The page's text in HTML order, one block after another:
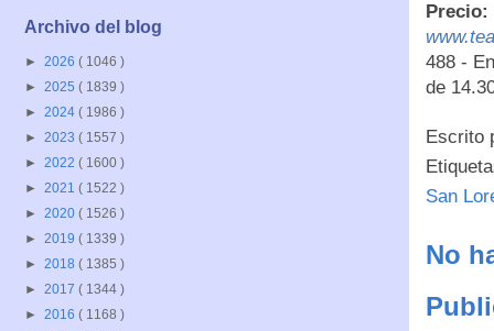
Precio:
488 -
de
Escrito
San
No
Archivo del blog
► 2026 ( 1046 )
► 2025 ( 1839 )
► 2024 ( 1986 )
► 2023 ( 1557 )
► 2022 ( 1600 )
► 2021 ( 1522 )
► 2020 ( 1526 )
► 2019 ( 1339 )
► 2018 ( 1385 )
► 2017 ( 1344 )
► 2016 ( 1168 )